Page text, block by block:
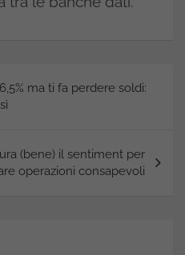
ma ti fa perdere soldi:
(bene) il sentiment per
operazioni consapevoli